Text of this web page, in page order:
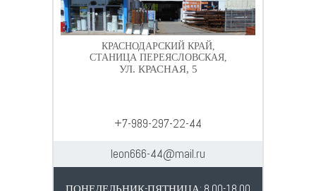
КРАСНОДАРСКИЙ КРАЙ,
СТАНИЦА ПЕРЕЯСЛОВСКАЯ,
УЛ. КРАСНАЯ, 5
+7-989-297-22-44
leon666-44@mail.ru